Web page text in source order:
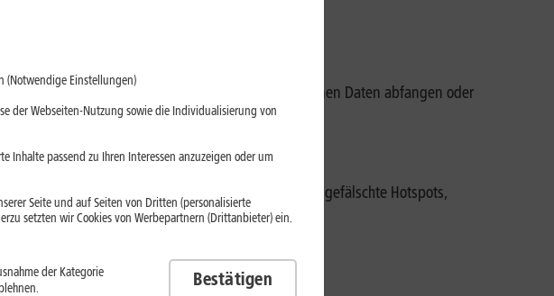
möglich, sind aber nicht immer sicher. Hacker können Daten abfangen oder
Deine Geräte schützt und sicher surfst.
viele Webseiteninhalte, dennoch bleiben Risiken wie gefälschte Hotspots,
oder unseriösen Webseiten.
(Notwendige Einstellungen)
der Webseiten-Nutzung sowie die Individualisierung von
Inhalte passend zu Ihren Interessen anzuzeigen oder um
Seite und auf Seiten von Dritten (personalisierte
setzten wir Cookies von Werbepartnern (Drittanbieter) ein.
der Kategorie
Bestätigen